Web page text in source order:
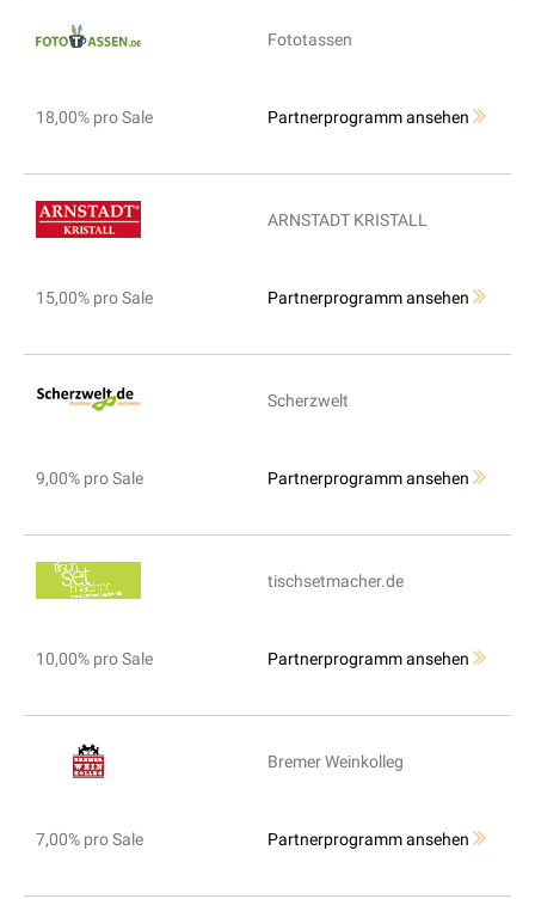
Fototassen
18,00% pro Sale Partnerprogramm ansehen
ARNSTADT KRISTALL
15,00% pro Sale Partnerprogramm ansehen
Scherzwelt
9,00% pro Sale Partnerprogramm ansehen
tischsetmacher.de
10,00% pro Sale Partnerprogramm ansehen
Bremer Weinkolleg
7,00% pro Sale Partnerprogramm ansehen